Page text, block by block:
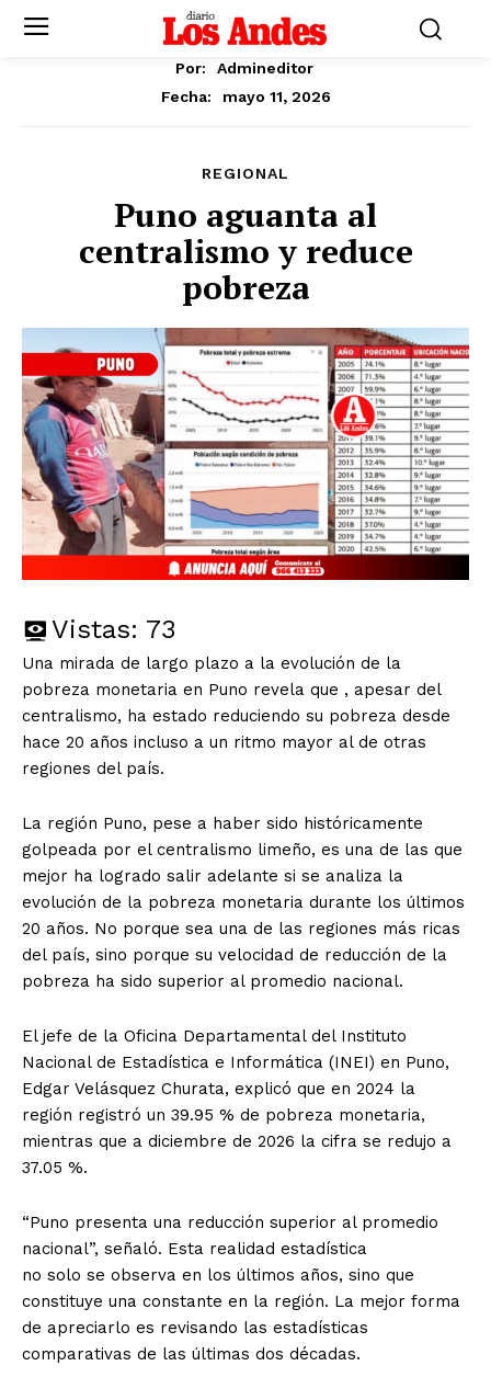
Por:
Admineditor
Fecha:
mayo 11, 2026
REGIONAL
Puno aguanta al
centralismo y reduce
pobreza
Vistas: 73
Una mirada de largo plazo a la evolución de la
pobreza monetaria en Puno revela que , apesar del
centralismo, ha estado reduciendo su pobreza desde
hace 20 años incluso a un ritmo mayor al de otras
regiones del país.
La región Puno, pese a haber sido históricamente
golpeada por el centralismo limeño, es una de las que
mejor ha logrado salir adelante si se analiza la
evolución de la pobreza monetaria durante los últimos
20 años. No porque sea una de las regiones más ricas
del país, sino porque su velocidad de reducción de la
pobreza ha sido superior al promedio nacional.
El jefe de la Oficina Departamental del Instituto
Nacional de Estadística e Informática (INEI) en Puno,
Edgar Velásquez Churata, explicó que en 2024 la
región registró un 39.95 % de pobreza monetaria,
mientras que a diciembre de 2026 la cifra se redujo a
37.05 %.
“Puno presenta una reducción superior al promedio
nacional”, señaló. Esta realidad estadística
no solo se observa en los últimos años, sino que
constituye una constante en la región. La mejor forma
de apreciarlo es revisando las estadísticas
comparativas de las últimas dos décadas.